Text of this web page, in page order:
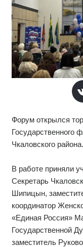
Форум открылся
Государственного
Чкаловского района.
В работе приняли
Секретарь
Шипицын,
координатор
«Единая Россия»
Государственной
заместитель